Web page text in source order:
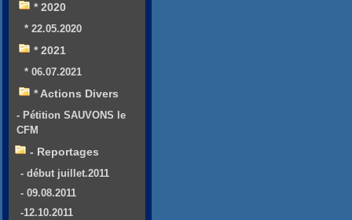
* 2020
* 22.05.2020
* 2021
* 06.07.2021
* Actions Divers
- Pétition SAUVONS le
CFM
- Reportages
- début juillet.2011
- 09.08.2011
-12.10.2011